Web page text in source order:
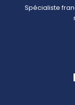
Spécialiste